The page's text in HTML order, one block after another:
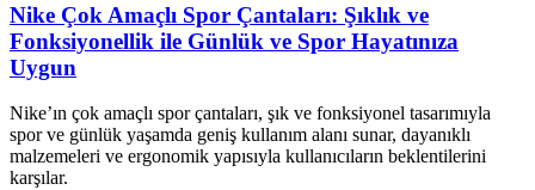
Nike Çok Amaçlı Spor Çantaları: Şıklık ve
Fonksiyonellik ile Günlük ve Spor Hayatınıza
Uygun
Nike’ın çok amaçlı spor çantaları, şık ve fonksiyonel tasarımıyla
spor ve günlük yaşamda geniş kullanım alanı sunar, dayanıklı
malzemeleri ve ergonomik yapısıyla kullanıcıların beklentilerini
karşılar.